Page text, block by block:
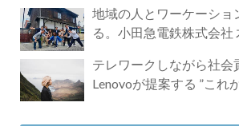
地域の人とワーケーショ
る。小田急電鉄株式会社
テレワークしながら社会
Lenovoが提案する ”これ